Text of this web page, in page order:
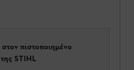
πιστοποιημένο
STIHL